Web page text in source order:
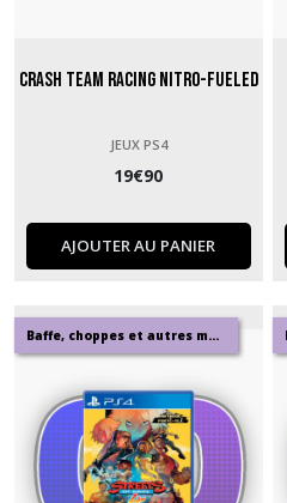
Crash Team Racing Nitro-Fueled
JEUX PS4
19€90
AJOUTER AU PANIER
Baffe, choppes et autres mandales